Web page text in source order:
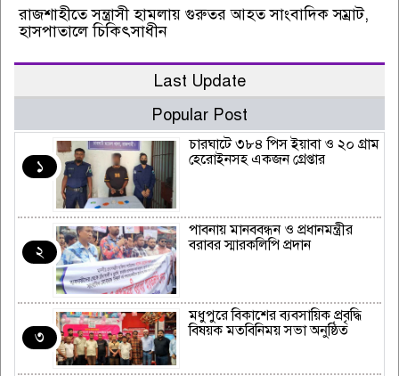
রাজশাহীতে সন্ত্রাসী হামলায় গুরুতর আহত সাংবাদিক সম্রাট,
হাসপাতালে চিকিৎসাধীন
Last Update
Popular Post
১
চারঘাটে ৩৮৪ পিস ইয়াবা ও ২০ গ্রাম
হেরোইনসহ একজন গ্রেপ্তার
২
পাবনায় মানববন্ধন ও প্রধানমন্ত্রীর
বরাবর স্মারকলিপি প্রদান
৩
মধুপুরে বিকাশের ব্যবসায়িক প্রবৃদ্ধি
বিষয়ক মতবিনিময় সভা অনুষ্ঠিত